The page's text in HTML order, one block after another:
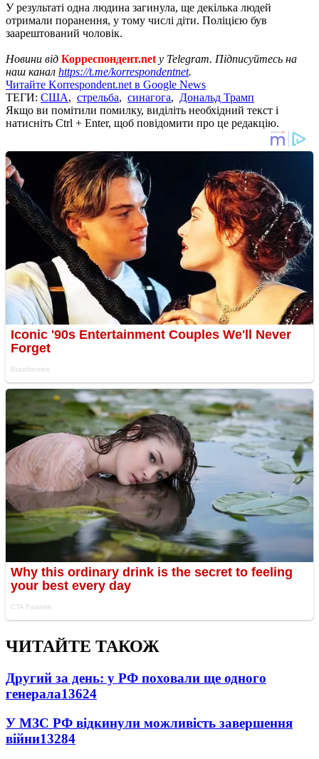
У результаті одна людина загинула, ще декілька людей
отримали поранення, у тому числі діти. Поліцією був
заарештований чоловік.
Новини від Корреспондент.net у Telegram. Підписуйтесь на
наш канал https://t.me/korrespondentnet.
Читайте Korrespondent.net в Google News
ТЕГИ: США, стрельба, синагога, Дональд Трамп
Якщо ви помітили помилку, виділіть необхідний текст і
натисніть Ctrl + Enter, щоб повідомити про це редакцію.
ЧИТАЙТЕ ТАКОЖ
Другий за день: у РФ поховали ще одного
генерала13624
У МЗС РФ відкинули можливість завершення
війни13284